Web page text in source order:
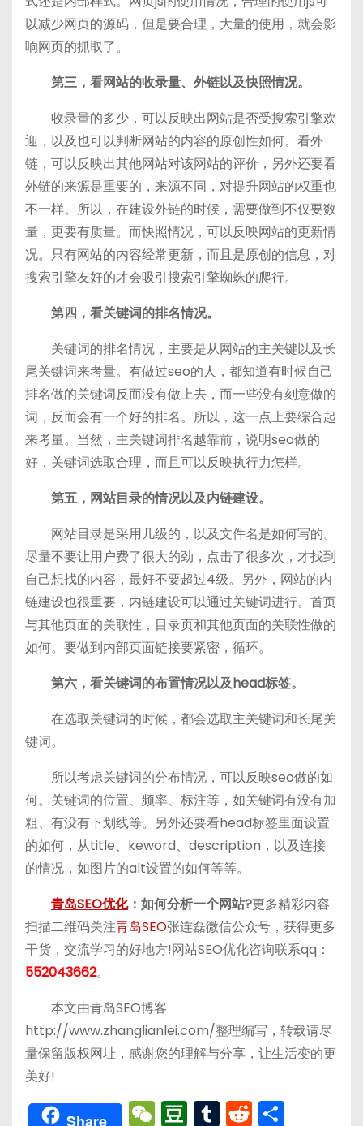
以减少网页的源码，但是要合理，大量的使用，就会影
响网页的抓取了。
第三，看网站的收录量、外链以及快照情况。
收录量的多少，可以反映出网站是否受搜索引擎欢
迎，以及也可以判断网站的内容的原创性如何。看外
链，可以反映出其他网站对该网站的评价，另外还要看
外链的来源是重要的，来源不同，对提升网站的权重也
不一样。所以，在建设外链的时候，需要做到不仅要数
量，更要有质量。而快照情况，可以反映网站的更新情
况。只有网站的内容经常更新，而且是原创的信息，对
搜索引擎友好的才会吸引搜索引擎蜘蛛的爬行。
第四，看关键词的排名情况。
关键词的排名情况，主要是从网站的主关键以及长
尾关键词来考量。有做过seo的人，都知道有时候自己
排名做的关键词反而没有做上去，而一些没有刻意做的
词，反而会有一个好的排名。所以，这一点上要综合起
来考量。当然，主关键词排名越靠前，说明seo做的
好，关键词选取合理，而且可以反映执行力怎样。
第五，网站目录的情况以及内链建设。
网站目录是采用几级的，以及文件名是如何写的。
尽量不要让用户费了很大的劲，点击了很多次，才找到
自己想找的内容，最好不要超过4级。另外，网站的内
链建设也很重要，内链建设可以通过关键词进行。首页
与其他页面的关联性，目录页和其他页面的关联性做的
如何。要做到内部页面链接要紧密，循环。
第六，看关键词的布置情况以及head标签。
在选取关键词的时候，都会选取主关键词和长尾关
键词。
所以考虑关键词的分布情况，可以反映seo做的如
何。关键词的位置、频率、标注等，如关键词有没有加
粗、有没有下划线等。另外还要看head标签里面设置
的如何，从title、keword、description，以及连接
的情况，如图片的alt设置的如何等等。
青岛SEO优化：如何分析一个网站?更多精彩内容
扫描二维码关注青岛SEO张连磊微信公众号，获得更多
干货，交流学习的好地方!网站SEO优化咨询联系qq：
552043662。
本文由青岛SEO博客
http://www.zhanglianlei.com/整理编写，转载请尽
量保留版权网址，感谢您的理解与分享，让生活变的更
美好!
Share W D T R